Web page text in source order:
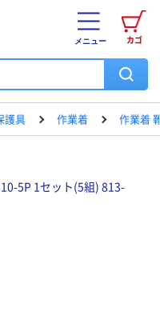
カゴ
メニュー
護具 作業着 作業着
5P 1セット(5組) 813-